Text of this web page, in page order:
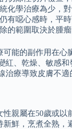
化學治療為少，
有噁心感時，平
的範圍取決於腫
能的副作用在
紅、乾燥、敏感
療導致皮膚不
親屬在50歲或
鮮，烹煮全熟